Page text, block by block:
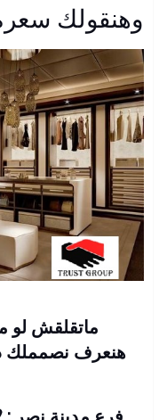
وهنقولك
ماتقلقش لو
هنعرف نصمملك